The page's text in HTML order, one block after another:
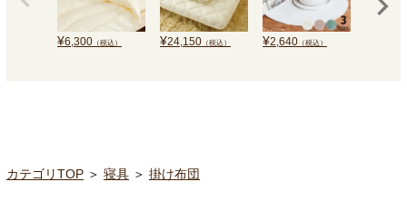
¥6,300 （税込） ¥24,150 （税込） ¥2,640 （税込）
カテゴリTOP ＞ 寝具 ＞ 掛け布団